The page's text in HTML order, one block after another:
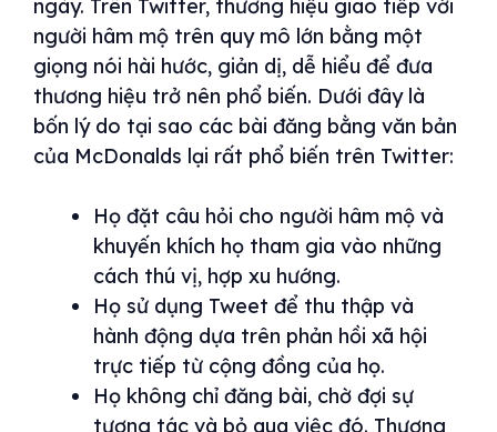
ngày. Trên Twitter, thương hiệu giao tiếp với
người hâm mộ trên quy mô lớn bằng một
giọng nói hài hước, giản dị, dễ hiểu để đưa
thương hiệu trở nên phổ biến. Dưới đây là
bốn lý do tại sao các bài đăng bằng văn bản
của McDonalds lại rất phổ biến trên Twitter:
Họ đặt câu hỏi cho người hâm mộ và
khuyến khích họ tham gia vào những
cách thú vị, hợp xu hướng.
Họ sử dụng Tweet để thu thập và
hành động dựa trên phản hồi xã hội
trực tiếp từ cộng đồng của họ.
Họ không chỉ đăng bài, chờ đợi sự
tương tác và bỏ qua việc đó. Thương